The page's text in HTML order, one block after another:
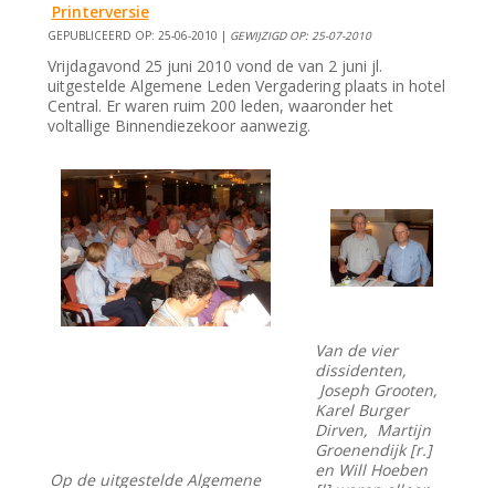
Printerversie
GEPUBLICEERD OP: 25-06-2010 | GEWIJZIGD OP: 25-07-2010
Vrijdagavond 25 juni 2010 vond de van 2 juni jl.
uitgestelde Algemene Leden Vergadering plaats in hotel
Central. Er waren ruim 200 leden, waaronder het
voltallige Binnendiezekoor aanwezig.
Op de uitgestelde Algemene
Van de vier
dissidenten,
Joseph Grooten,
Karel Burger
Dirven, Martijn
Groenendijk [r.]
en Will Hoeben